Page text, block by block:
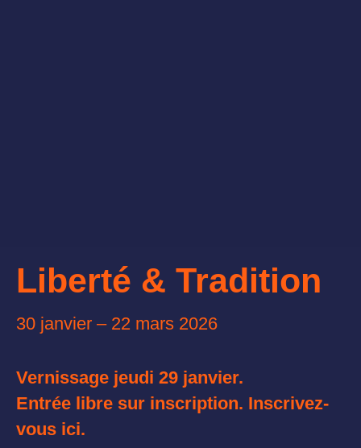
Liberté & Tradition
30 janvier – 22 mars 2026
Vernissage jeudi 29 janvier.
Entrée libre sur inscription. Inscrivez-
vous ici.